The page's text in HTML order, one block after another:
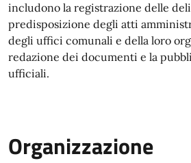
includono la registrazione delle
predisposizione degli atti
degli uffici comunali e della loro
redazione dei documenti e la
ufficiali.
Organizzazione